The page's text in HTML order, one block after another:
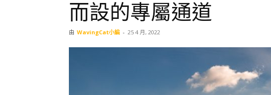
而設的專屬通道
由 WavingCat小編 - 25 4 月, 2022